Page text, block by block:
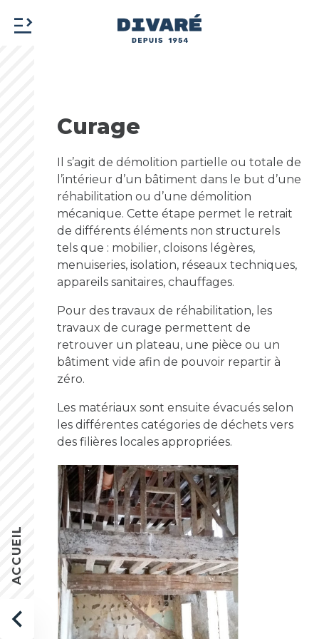
ACCUEIL
Curage
Il s’agit de démolition partielle ou totale de
l’intérieur d’un bâtiment dans le but d’une
réhabilitation ou d’une démolition
mécanique. Cette étape permet le retrait
de différents éléments non structurels
tels que : mobilier, cloisons légères,
menuiseries, isolation, réseaux techniques,
appareils sanitaires, chauffages.
Pour des travaux de réhabilitation, les
travaux de curage permettent de
retrouver un plateau, une pièce ou un
bâtiment vide afin de pouvoir repartir à
zéro.
Les matériaux sont ensuite évacués selon
les différentes catégories de déchets vers
des filières locales appropriées.